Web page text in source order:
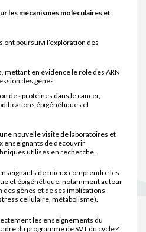
les mécanismes moléculaires et
poursuivi l’exploration des
mettant en évidence le rôle des ARN
des gènes.
des protéines dans le cancer,
épigénétiques et
nouvelle visite de laboratoires et
enseignants de découvrir
utilisés en recherche.
de mieux comprendre les
et épigénétique, notamment autour
des gènes et de ses implications
cellulaire, métabolisme).
les enseignements du
du programme de SVT du cycle 4,